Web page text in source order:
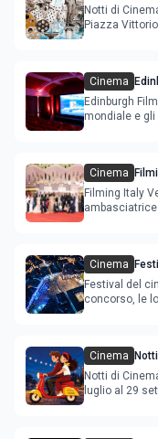
Notti di
Piazza
Cinema
film
Edinburgh
mondiale e gli
Cinema
Filming Italy
Cinema
Festival del
concorso, le
Cinema
al
Notti di
luglio al 29